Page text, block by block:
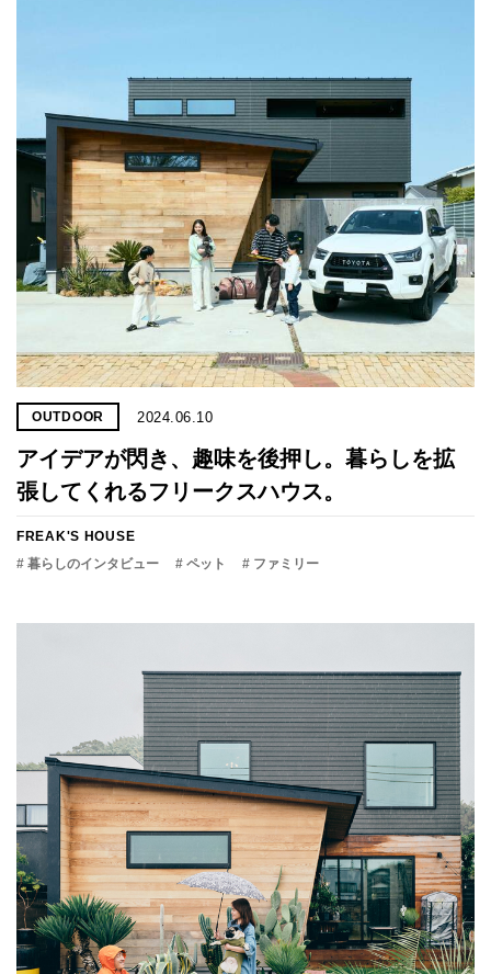
OUTDOOR 2024.06.10
アイデアが閃き、趣味を後押し。暮らしを拡
張してくれるフリークスハウス。
FREAK'S HOUSE
# 暮らしのインタビュー
# ペット # ファミリー